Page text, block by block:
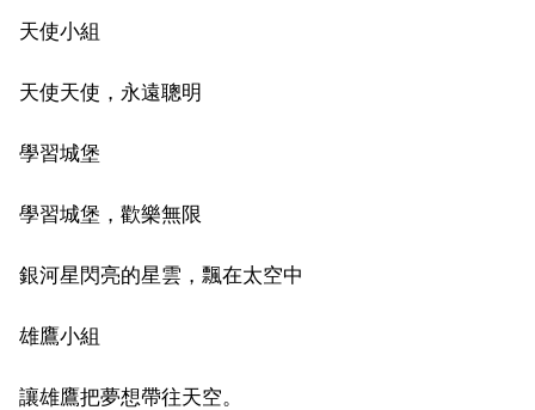
天使小組
天使天使，永遠聰明
學習城堡
學習城堡，歡樂無限
銀河星閃亮的星雲，飄在太空中
雄鷹小組
讓雄鷹把夢想帶往天空。